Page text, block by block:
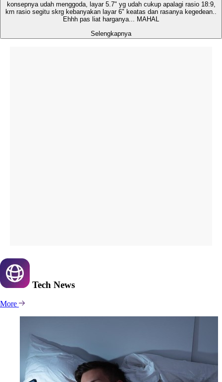
konsepnya udah menggoda, layar 5.7" yg udah cukup apalagi rasio 18:9,
krn rasio segitu skrg kebanyakan layar 6" keatas dan rasanya kegedean..
Ehhh pas liat harganya... MAHAL
Selengkapnya
Tech News
More